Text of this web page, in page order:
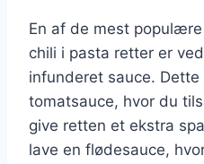
En af de mest
chili i pasta retter er
infunderet sauce.
tomatsauce, hvor du
give retten et ekstra
lave en flødesauce,